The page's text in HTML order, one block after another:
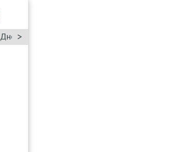
Дневник: Лада Искра
>